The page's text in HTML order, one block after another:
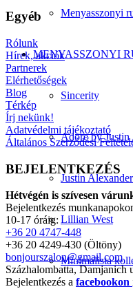
Menyasszonyi
MENYASSZONYI
Sincerity
Adore by Justin
Justin Alexander
Lillian West
Minimalista
Egyéb
Rólunk
Hírek, akciók
Partnerek
Elérhetőségek
Blog
Térkép
Írj nekünk!
Adatvédelmi tájékoztató
Általános Szerződési
BEJELENTKEZÉS
Hétvégén is szívesen
Bejelentkezés
10-17 óráig:
+36 20 4747-448
+36 20 4249-430 (Öltöny)
bonjourszalon@gmail.com
Százhalombatta, Damjanich
Bejelentkezés a facebookon